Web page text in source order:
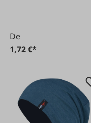
De
1,72 €*